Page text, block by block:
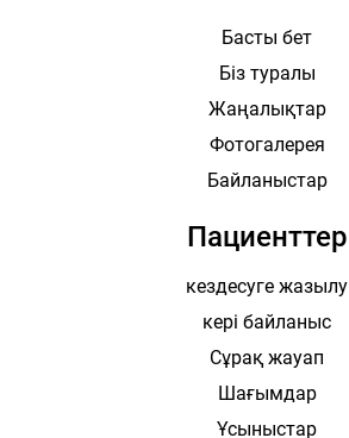
Басты бет
Біз туралы
Жаңалықтар
Фотогалерея
Байланыстар
Пациенттер
кездесуге жазылу
кері байланыс
Сұрақ жауап
Шағымдар
Ұсыныстар